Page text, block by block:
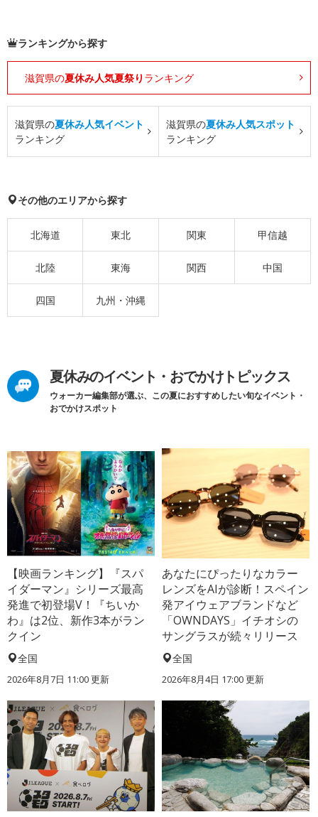
ランキングから探す
滋賀県の夏休み人気夏祭り ランキング
滋賀県の夏休み人気イベント
ランキング
滋賀県の夏休み人気スポット
ランキング
その他のエリアから探す
北海道 東北 関東 甲信越
北陸 東海 関西 中国
四国 九州・沖縄
夏休みのイベント・おでかけトピックス
ウォーカー編集部が選ぶ、この夏におすすめしたい旬なイベント・
おでかけスポット
【映画ランキング】『スパ
イダーマン』シリーズ最高
発進で初登場V！『ちいか
わ』は2位、新作3本がラン
クイン
全国
2026年8月7日 11:00更新
あなたにぴったりなカラー
レンズをAIが診断！スペイン
発アイウェアブランドなど
「OWNDAYS」イチオシの
サングラスが続々リリース
全国
2026年8月4日 17:00更新